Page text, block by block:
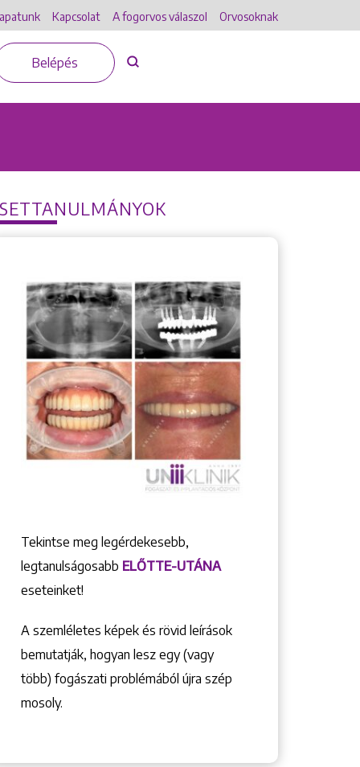
Kapcsolat A fogorvos válaszol Orvosoknak
Belépés
Tekintse meg legérdekesebb,
legtanulságosabb ELŐTTE-UTÁNA
eseteinket!
A szemléletes képek és rövid leírások
bemutatják, hogyan lesz egy (vagy
több) fogászati problémából újra szép
mosoly.